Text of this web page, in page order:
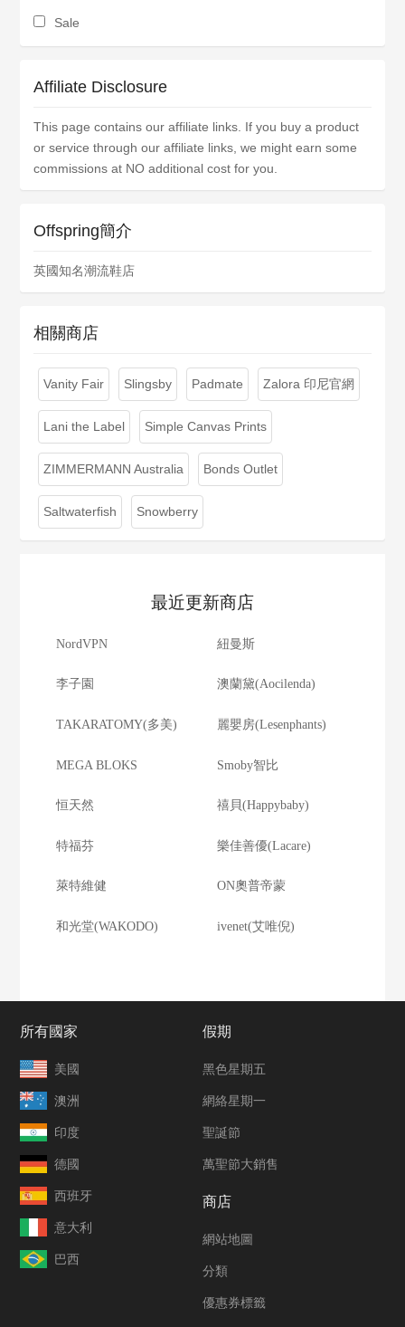
Sale
Affiliate Disclosure
This page contains our affiliate links. If you buy a product
or service through our affiliate links, we might earn some
commissions at NO additional cost for you.
Offspring簡介
英國知名潮流鞋店
相關商店
Vanity Fair Slingsby Padmate Zalora 印尼官網
Lani the Label Simple Canvas Prints
ZIMMERMANN Australia Bonds Outlet
Saltwaterfish Snowberry
最近更新商店
NordVPN 紐曼斯
李子園 澳蘭黛(Aocilenda)
TAKARATOMY(多美) 麗嬰房(Lesenphants)
MEGA BLOKS Smoby智比
恒天然 禧貝(Happybaby)
特福芬 樂佳善優(Lacare)
萊特維健 ON奧普帝蒙
和光堂(WAKODO) ivenet(艾唯倪)
所有國家
美國
澳洲
印度
德國
西班牙
意大利
巴西
假期
黑色星期五
網絡星期一
聖誕節
萬聖節大銷售
商店
網站地圖
分類
優惠券標籤